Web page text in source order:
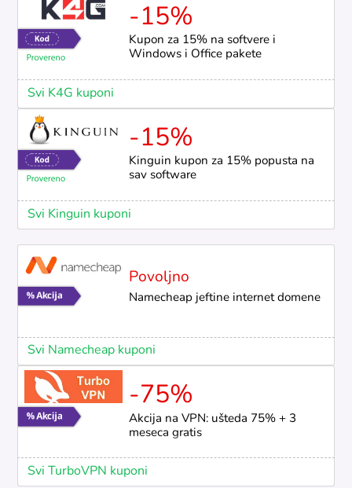
-15%
Kupon za 15% na softvere i
Windows i Office pakete
Svi K4G kuponi
-15%
Kinguin kupon za 15% popusta na
sav software
Svi Kinguin kuponi
Povoljno
Namecheap jeftine internet domene
Svi Namecheap kuponi
-75%
Akcija na VPN: ušteda 75% + 3
meseca gratis
Svi TurboVPN kuponi